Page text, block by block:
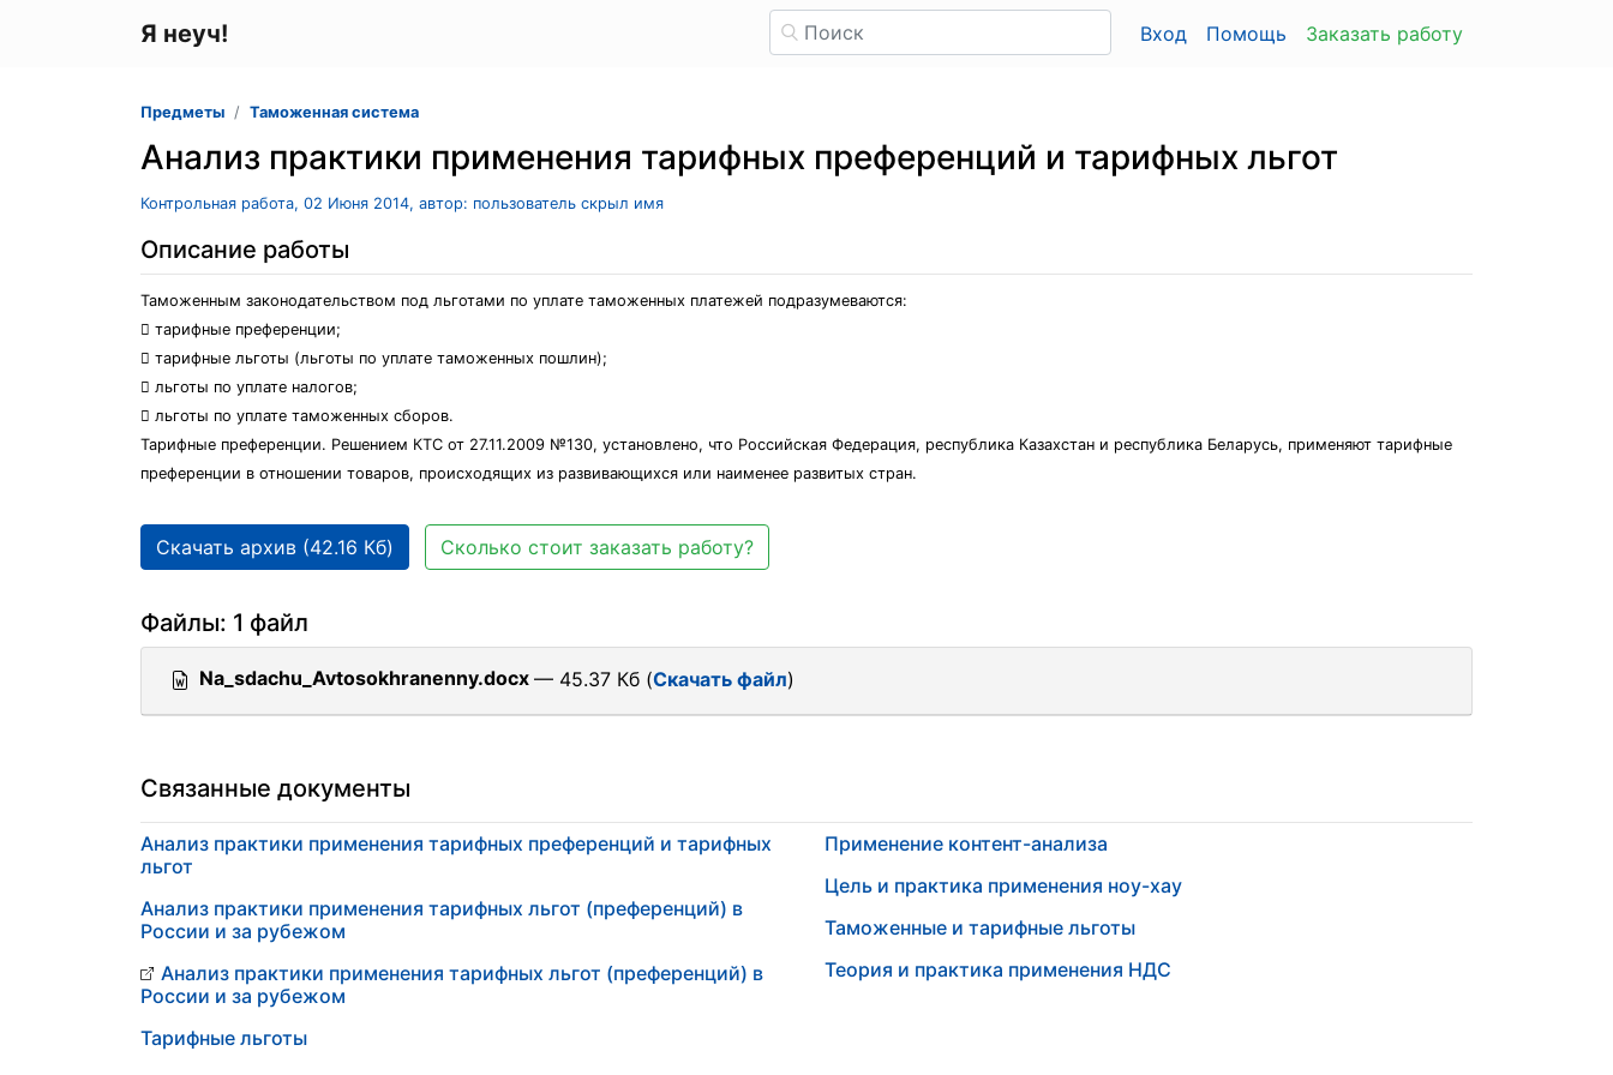
Я неуч! Вход Помощь Заказать работу
Предметы Таможенная система
Анализ практики применения тарифных преференций и тарифных льгот
Контрольная работа, 02 Июня 2014, автор: пользователь скрыл имя
Описание работы
Таможенным законодательством под льготами по уплате таможенных платежей подразумеваются:
 тарифные преференции;
 тарифные льготы (льготы по уплате таможенных пошлин);
 льготы по уплате налогов;
 льготы по уплате таможенных сборов.
Тарифные преференции. Решением КТС от 27.11.2009 №130, установлено, что Российская Федерация, республика Казахстан и республика Беларусь, применяют тарифные
преференции в отношении товаров, происходящих из развивающихся или наименее развитых стран.
Скачать архив (42.16 Кб) Сколько стоит заказать работу?
Файлы: 1 файл
Na_sdachu_Avtosokhranenny.docx — 45.37 Кб (Скачать файл)
Связанные документы
Анализ практики применения тарифных преференций и тарифных
льгот
Анализ практики применения тарифных льгот (преференций) в
России и за рубежом
Анализ практики применения тарифных льгот (преференций) в
России и за рубежом
Тарифные льготы
Применение контент-анализа
Цель и практика применения ноу-хау
Таможенные и тарифные льготы
Теория и практика применения НДС